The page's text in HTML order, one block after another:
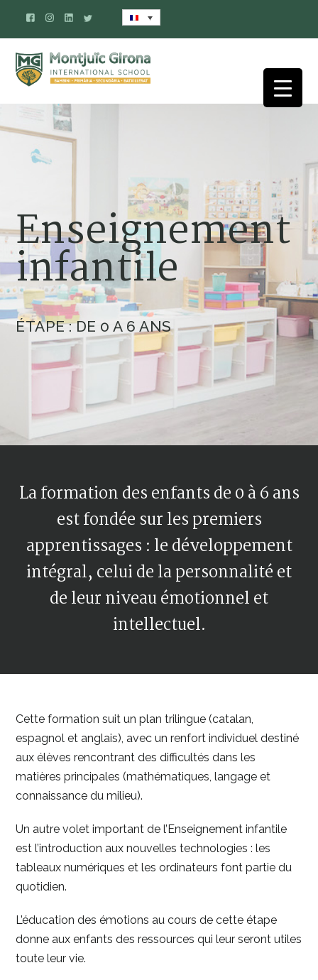
Enseignement
infantile
ÉTAPE : DE 0 A 6 ANS
La formation des enfants de 0 à 6 ans
est fondée sur les premiers
apprentissages : le développement
intégral, celui de la personnalité et
de leur niveau émotionnel et
intellectuel.
Cette formation suit un plan trilingue (catalan,
espagnol et anglais), avec un renfort individuel destiné
aux élèves rencontrant des difficultés dans les
matières principales (mathématiques, langage et
connaissance du milieu).
Un autre volet important de l’Enseignement infantile
est l’introduction aux nouvelles technologies : les
tableaux numériques et les ordinateurs font partie du
quotidien.
L’éducation des émotions au cours de cette étape
donne aux enfants des ressources qui leur seront utiles
toute leur vie.